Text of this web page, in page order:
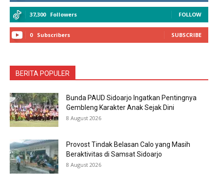
37,300 Followers FOLLOW
0 Subscribers SUBSCRIBE
BERITA POPULER
Bunda PAUD Sidoarjo Ingatkan Pentingnya
Gembleng Karakter Anak Sejak Dini
8 August 2026
Provost Tindak Belasan Calo yang Masih
Beraktivitas di Samsat Sidoarjo
8 August 2026